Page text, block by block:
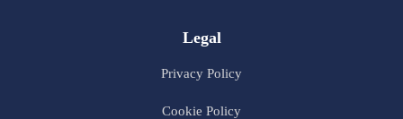
Legal
Privacy Policy
Cookie Policy